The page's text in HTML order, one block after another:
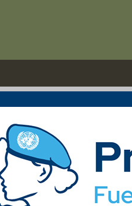
Proyecto Elsie